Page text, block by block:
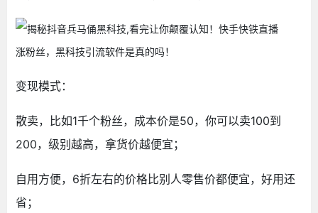
变现模式：
散卖，比如1千个粉丝，成本价是50，你可以卖100到
200，级别越高，拿货价越便宜；
自用方便，6折左右的价格比别人零售价都便宜，好用还
省；